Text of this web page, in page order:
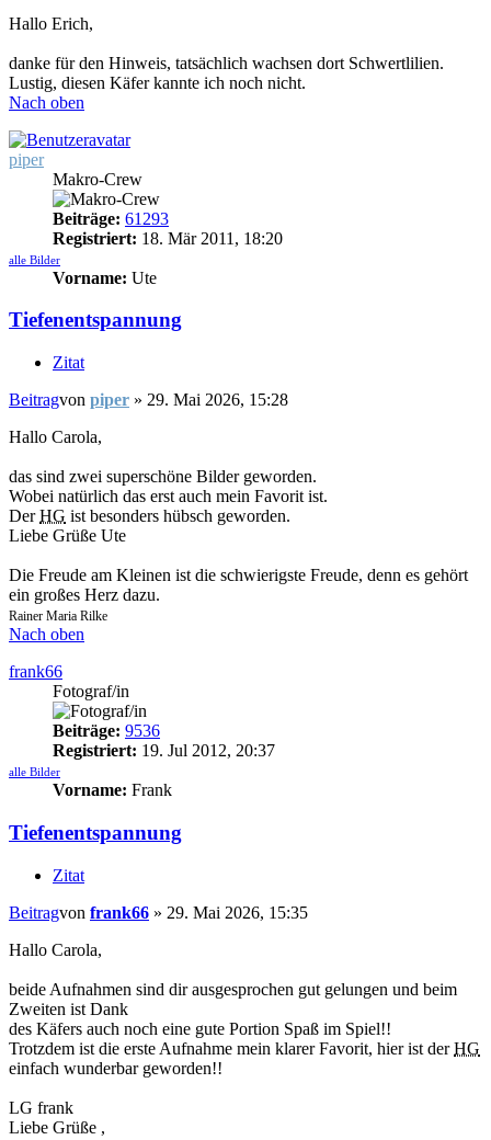
Hallo Erich,
danke für den Hinweis, tatsächlich wachsen dort Schwertlilien.
Lustig, diesen Käfer kannte ich noch nicht.
Nach oben
piper
Makro-Crew
Beiträge: 61293
Registriert: 18. Mär 2011, 18:20
alle Bilder
Vorname: Ute
Tiefenentspannung
Zitat
Beitragvon piper » 29. Mai 2026, 15:28
Hallo Carola,
das sind zwei superschöne Bilder geworden.
Wobei natürlich das erst auch mein Favorit ist.
DerHG ist besonders hübsch geworden.
Liebe Grüße Ute
Die Freude am Kleinen ist die schwierigste Freude, denn es gehört
ein großes Herz dazu.
Rainer Maria Rilke
Nach oben
frank66
Fotograf/in
Beiträge: 9536
Registriert: 19. Jul 2012, 20:37
alle Bilder
Vorname: Frank
Tiefenentspannung
Zitat
Beitragvon frank66 » 29. Mai 2026, 15:35
Hallo Carola,
beide Aufnahmen sind dir ausgesprochen gut gelungen und beim
Zweiten ist Dank
des Käfers auch noch eine gute Portion Spaß im Spiel!!
Trotzdem ist die erste Aufnahme mein klarer Favorit, hier ist derHG
einfach wunderbar geworden!!
LG frank
Liebe Grüße ,